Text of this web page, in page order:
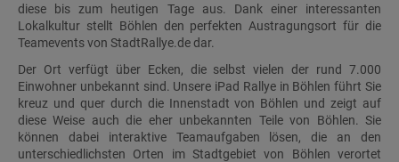
diese bis zum heutigen Tage aus. Dank einer interessanten
Lokalkultur stellt Böhlen den perfekten Austragungsort für die
Teamevents von StadtRallye.de dar.
Der Ort verfügt über Ecken, die selbst vielen der rund 7.000
Einwohner unbekannt sind. Unsere iPad Rallye in Böhlen führt Sie
kreuz und quer durch die Innenstadt von Böhlen und zeigt auf
diese Weise auch die eher unbekannten Teile von Böhlen. Sie
können dabei interaktive Teamaufgaben lösen, die an den
unterschiedlichsten Orten im Stadtgebiet von Böhlen verortet